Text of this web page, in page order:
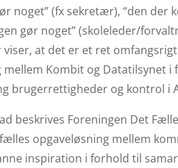
noget” (fx sekretær), “den der
gør noget” (skoleleder/
at det er et ret
Kombit og Datatilsynet
brugerrettigheder og kontrol i
beskrives Foreningen Det
opgaveløsning mellem
inspiration i forhold til